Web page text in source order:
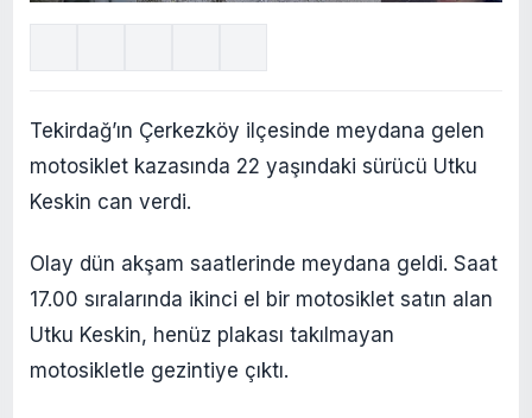
Tekirdağ’ın Çerkezköy ilçesinde meydana gelen
motosiklet kazasında 22 yaşındaki sürücü Utku
Keskin can verdi.
Olay dün akşam saatlerinde meydana geldi. Saat
17.00 sıralarında ikinci el bir motosiklet satın alan
Utku Keskin, henüz plakası takılmayan
motosikletle gezintiye çıktı.